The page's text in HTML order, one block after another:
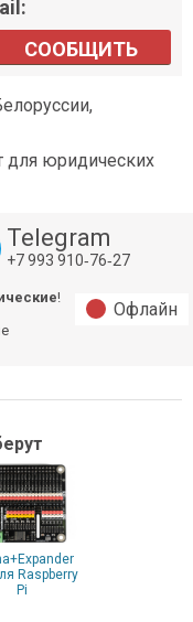
СООБЩИТЬ
для юридических
Telegram
+7 993 910‑76‑27
!
Офлайн
Raspberry
Pi